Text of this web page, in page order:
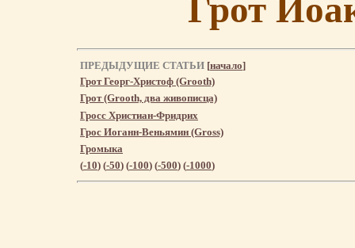
Грот
ПРЕДЫДУЩИЕ СТАТЬИ [начало]
Грот Георг-Христоф (Groоth)
Грот (Groоth, два живописца)
Гросс Христиан-Фридрих
Грос Иоганн-Веньямин (Gross)
Громыка
(-10) (-50) (-100) (-500) (-1000)